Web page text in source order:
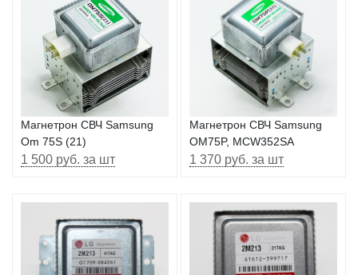
Магнетрон СВЧ Samsung
Om 75S (21)
1 500 руб. за шт
Магнетрон СВЧ Samsung
OM75P, MCW352SA
1 370 руб. за шт